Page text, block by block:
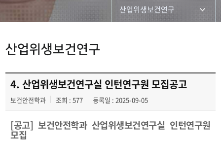
산업위생보건연구
산업위생보건연구
4. 산업위생보건연구실 인턴연구원 모집공고
보건안전학과 조회 : 577 등록일 : 2025-09-05
[공고] 보건안전학과 산업위생보건연구실 인턴연구원
모집